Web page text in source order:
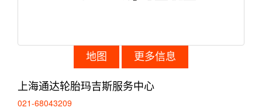
地图 更多信息
上海通达轮胎玛吉斯服务中心
021-68043209